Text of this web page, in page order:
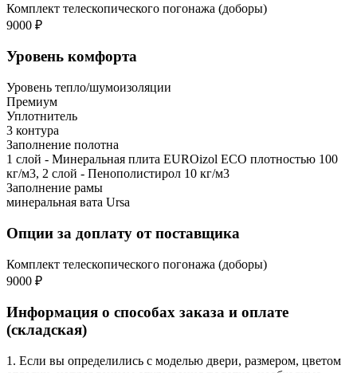
Комплект телескопического погонажа (доборы)
9000 ₽
Уровень комфорта
Уровень тепло/шумоизоляции
Премиум
Уплотнитель
3 контура
Заполнение полотна
1 слой - Минеральная плита EUROizol ECO плотностью 100
кг/м3, 2 слой - Пенополистирол 10 кг/м3
Заполнение рамы
минеральная вата Ursa
Опции за доплату от поставщика
Комплект телескопического погонажа (доборы)
9000 ₽
Информация о способах заказа и оплате
(складская)
1. Если вы определились с моделью двери, размером, цветом